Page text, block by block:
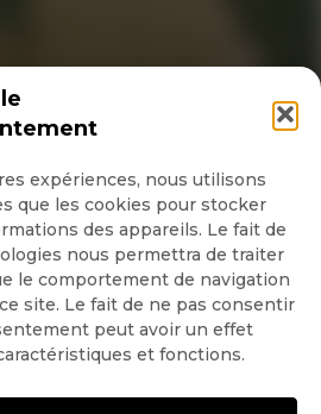
expériences, nous utilisons
que les cookies pour stocker
des appareils. Le fait de
nous permettra de traiter
le comportement de navigation
site. Le fait de ne pas consentir
peut avoir un effet
et fonctions.